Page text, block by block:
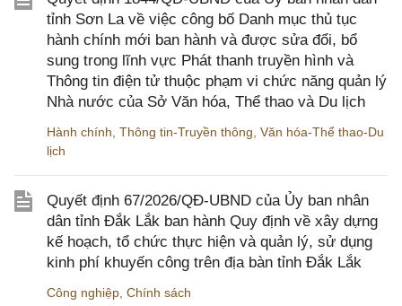
tỉnh Sơn La về việc công bố Danh mục thủ tục
hành chính mới ban hành và được sửa đổi, bổ
sung trong lĩnh vực Phát thanh truyền hình và
Thông tin điện tử thuộc phạm vi chức năng quản lý
Nhà nước của Sở Văn hóa, Thể thao và Du lịch
Hành chính Thông tin-Truyền thông Văn hóa-Thể thao-Du
lịch
Quyết định 67/2026/QĐ-UBND của Ủy ban nhân
dân tỉnh Đắk Lắk ban hành Quy định về xây dựng
kế hoạch, tổ chức thực hiện và quản lý, sử dụng
kinh phí khuyến công trên địa bàn tỉnh Đắk Lắk
Công nghiệp Chính sách